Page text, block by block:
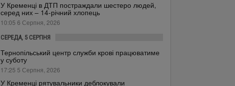
У Кременці в ДТП постраждали шестеро людей,
серед них – 14-річний хлопець
10:05 6 Серпня, 2026
СЕРЕДА, 5 СЕРПНЯ
Тернопільський центр служби крові працюватиме
у суботу
17:25 5 Серпня, 2026
У Кременці рятувальники деблокували